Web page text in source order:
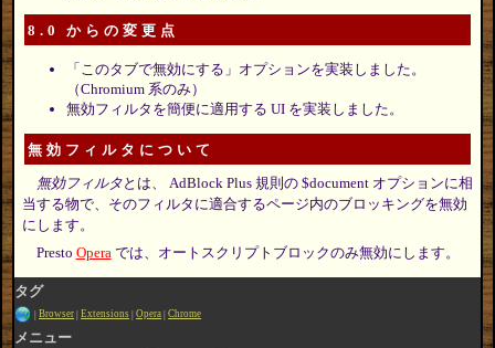
8.0 からの変更点
「このタブで無効にする」オプションを実装しました。
（Chromium 系のみ）
無効フィルタを簡便に適用する UI を実装しました。
無効フィルタについて
無効フィルタとは、 AdBlock Plus 規則の $document オプションに相
当する物で、そのフィルタに適合するページ内のブロッキングを無効
にします。
Presto Operaでは、オートスクリプトブロックのみ無効にします。
タグ
Browser Extensions Opera Chrome
メニュー